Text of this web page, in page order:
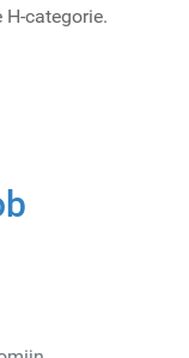
categorie.